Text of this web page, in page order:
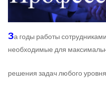
За годы работы
необходимые для
решения задач любого